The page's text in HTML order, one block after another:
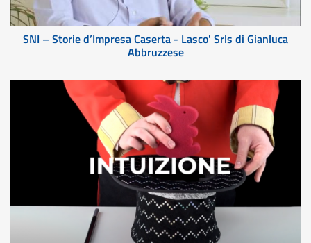
SNI – Storie d’Impresa Caserta - Lasco' Srls di Gianluca
Abbruzzese